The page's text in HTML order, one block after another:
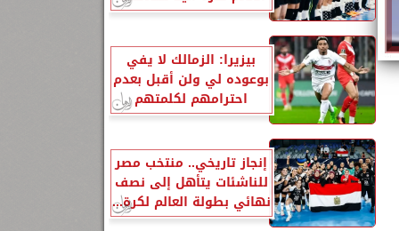
بيزيرا: الزمالك لا يفي
بوعوده لي ولن أقبل بعدم
احترامهم لكلمتهم
إنجاز تاريخي.. منتخب مصر
للناشئات يتأهل إلى نصف
نهائي بطولة العالم لكرة...